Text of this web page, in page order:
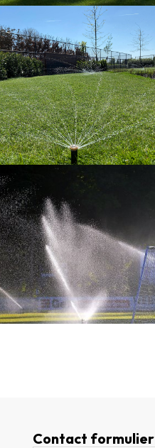
Contact formulier